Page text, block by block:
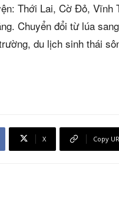
Thới Lai, Cờ Đỏ, Vĩnh
Chuyển đổi từ lúa
du lịch sinh thái
X Copy